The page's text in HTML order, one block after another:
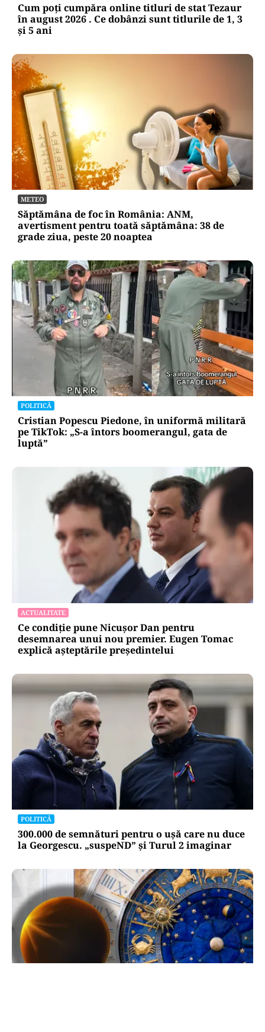
Cum poți cumpăra online titluri de stat Tezaur
în august 2026 . Ce dobânzi sunt titlurile de 1, 3
și 5 ani
METEO
Săptămâna de foc în România: ANM,
avertisment pentru toată săptămâna: 38 de
grade ziua, peste 20 noaptea
POLITICĂ
Cristian Popescu Piedone, în uniformă militară
pe TikTok: „S-a întors boomerangul, gata de
luptă”
ACTUALITATE
Ce condiție pune Nicușor Dan pentru
desemnarea unui nou premier. Eugen Tomac
explică așteptările președintelui
POLITICĂ
300.000 de semnături pentru o ușă care nu duce
la Georgescu. „suspeND” și Turul 2 imaginar